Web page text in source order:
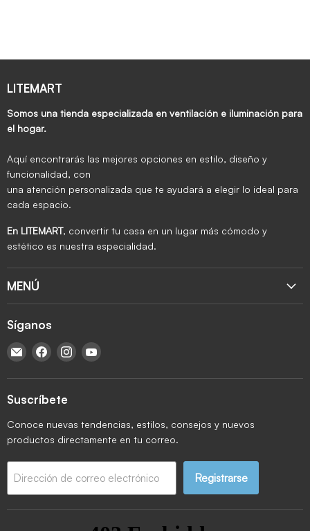
LITEMART
Somos una tienda especializada en ventilación e iluminación para
el hogar.
Aquí encontrarás las mejores opciones en estilo, diseño y
funcionalidad, con
una atención personalizada que te ayudará a elegir lo ideal para
cada espacio.
En LITEMART, convertir tu casa en un lugar más cómodo y
estético es nuestra especialidad.
MENÚ
Síganos
Encuéntrenos en Correo electrónico
Encuéntrenos en Facebook
Encuéntrenos en Instagram
Suscríbete
Conoce nuevas tendencias, estilos, consejos y nuevos
productos directamente en tu correo.
Dirección de correo electrónico Registrarse